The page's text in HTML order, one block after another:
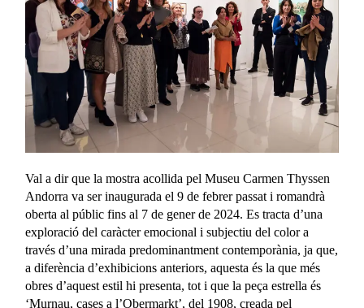
Val a dir que la mostra acollida pel Museu Carmen Thyssen
Andorra va ser inaugurada el 9 de febrer passat i romandrà
oberta al públic fins al 7 de gener de 2024. Es tracta d’una
exploració del caràcter emocional i subjectiu del color a
través d’una mirada predominantment contemporània, ja que,
a diferència d’exhibicions anteriors, aquesta és la que més
obres d’aquest estil hi presenta, tot i que la peça estrella és
‘Murnau, cases a l’Obermarkt’, del 1908, creada pel